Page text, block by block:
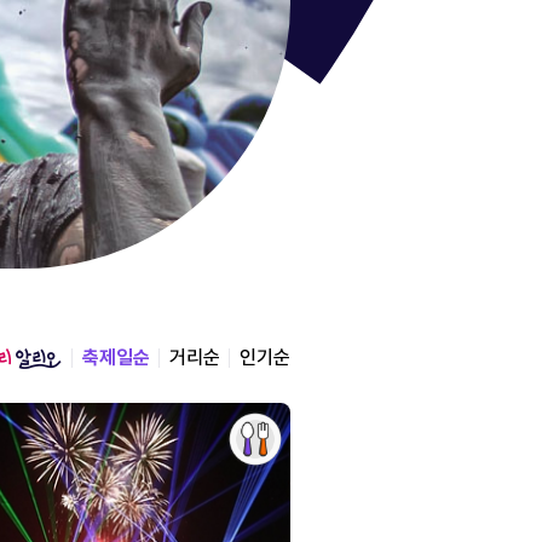
통영한
축제일순 거리순 인기순